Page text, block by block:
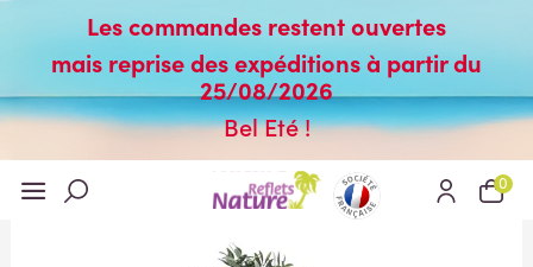
Les commandes restent ouvertes
mais reprise des expéditions à partir du
25/08/2026
Bel Eté !
0